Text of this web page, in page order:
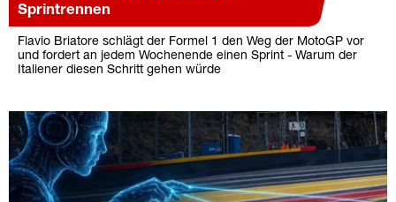
Sprintrennen
Flavio Briatore schlägt der Formel 1 den Weg der MotoGP vor
und fordert an jedem Wochenende einen Sprint - Warum der
Italiener diesen Schritt gehen würde